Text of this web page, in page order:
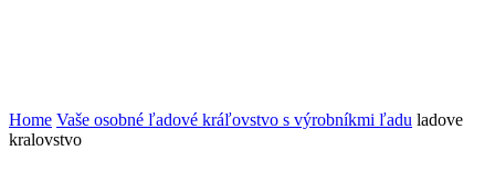
Home Vaše osobné ľadové kráľovstvo s výrobníkmi ľadu ladove
kralovstvo